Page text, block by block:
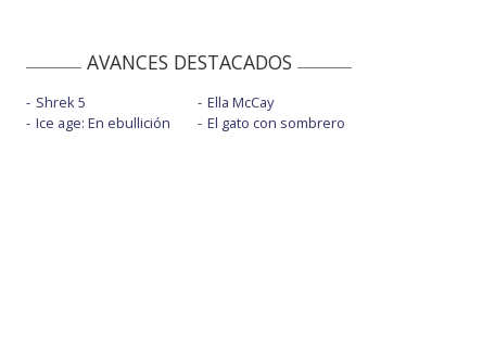
AVANCES DESTACADOS
Shrek 5
Ice age: En ebullición
Ella McCay
El gato con sombrero